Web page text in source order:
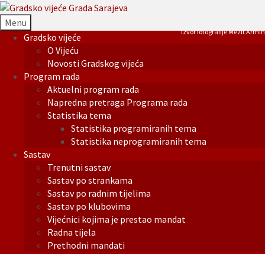
Menu
Gradsko vijeće
O Vijeću
Novosti Gradskog vijeća
Program rada
Aktuelni program rada
Napredna pretraga Programa rada
Statistika tema
Statistika programiranih tema
Statistika neprogramiranih tema
Sastav
Trenutni sastav
Sastav po strankama
Sastav po radnim tijelima
Sastav po klubovima
Vijećnici kojima je prestao mandat
Radna tijela
Prethodni mandati
Izvor fotografije Mezit Armin